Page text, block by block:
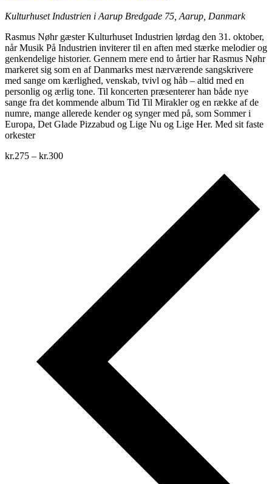
Kulturhuset Industrien i Aarup Bredgade 75, Aarup, Danmark
Rasmus Nøhr gæster Kulturhuset Industrien lørdag den 31. oktober,
når Musik På Industrien inviterer til en aften med stærke melodier og
genkendelige historier. Gennem mere end to årtier har Rasmus Nøhr
markeret sig som en af Danmarks mest nærværende sangskrivere
med sange om kærlighed, venskab, tvivl og håb – altid med en
personlig og ærlig tone. Til koncerten præsenterer han både nye
sange fra det kommende album Tid Til Mirakler og en række af de
numre, mange allerede kender og synger med på, som Sommer i
Europa, Det Glade Pizzabud og Lige Nu og Lige Her. Med sit faste
orkester
kr.275 – kr.300